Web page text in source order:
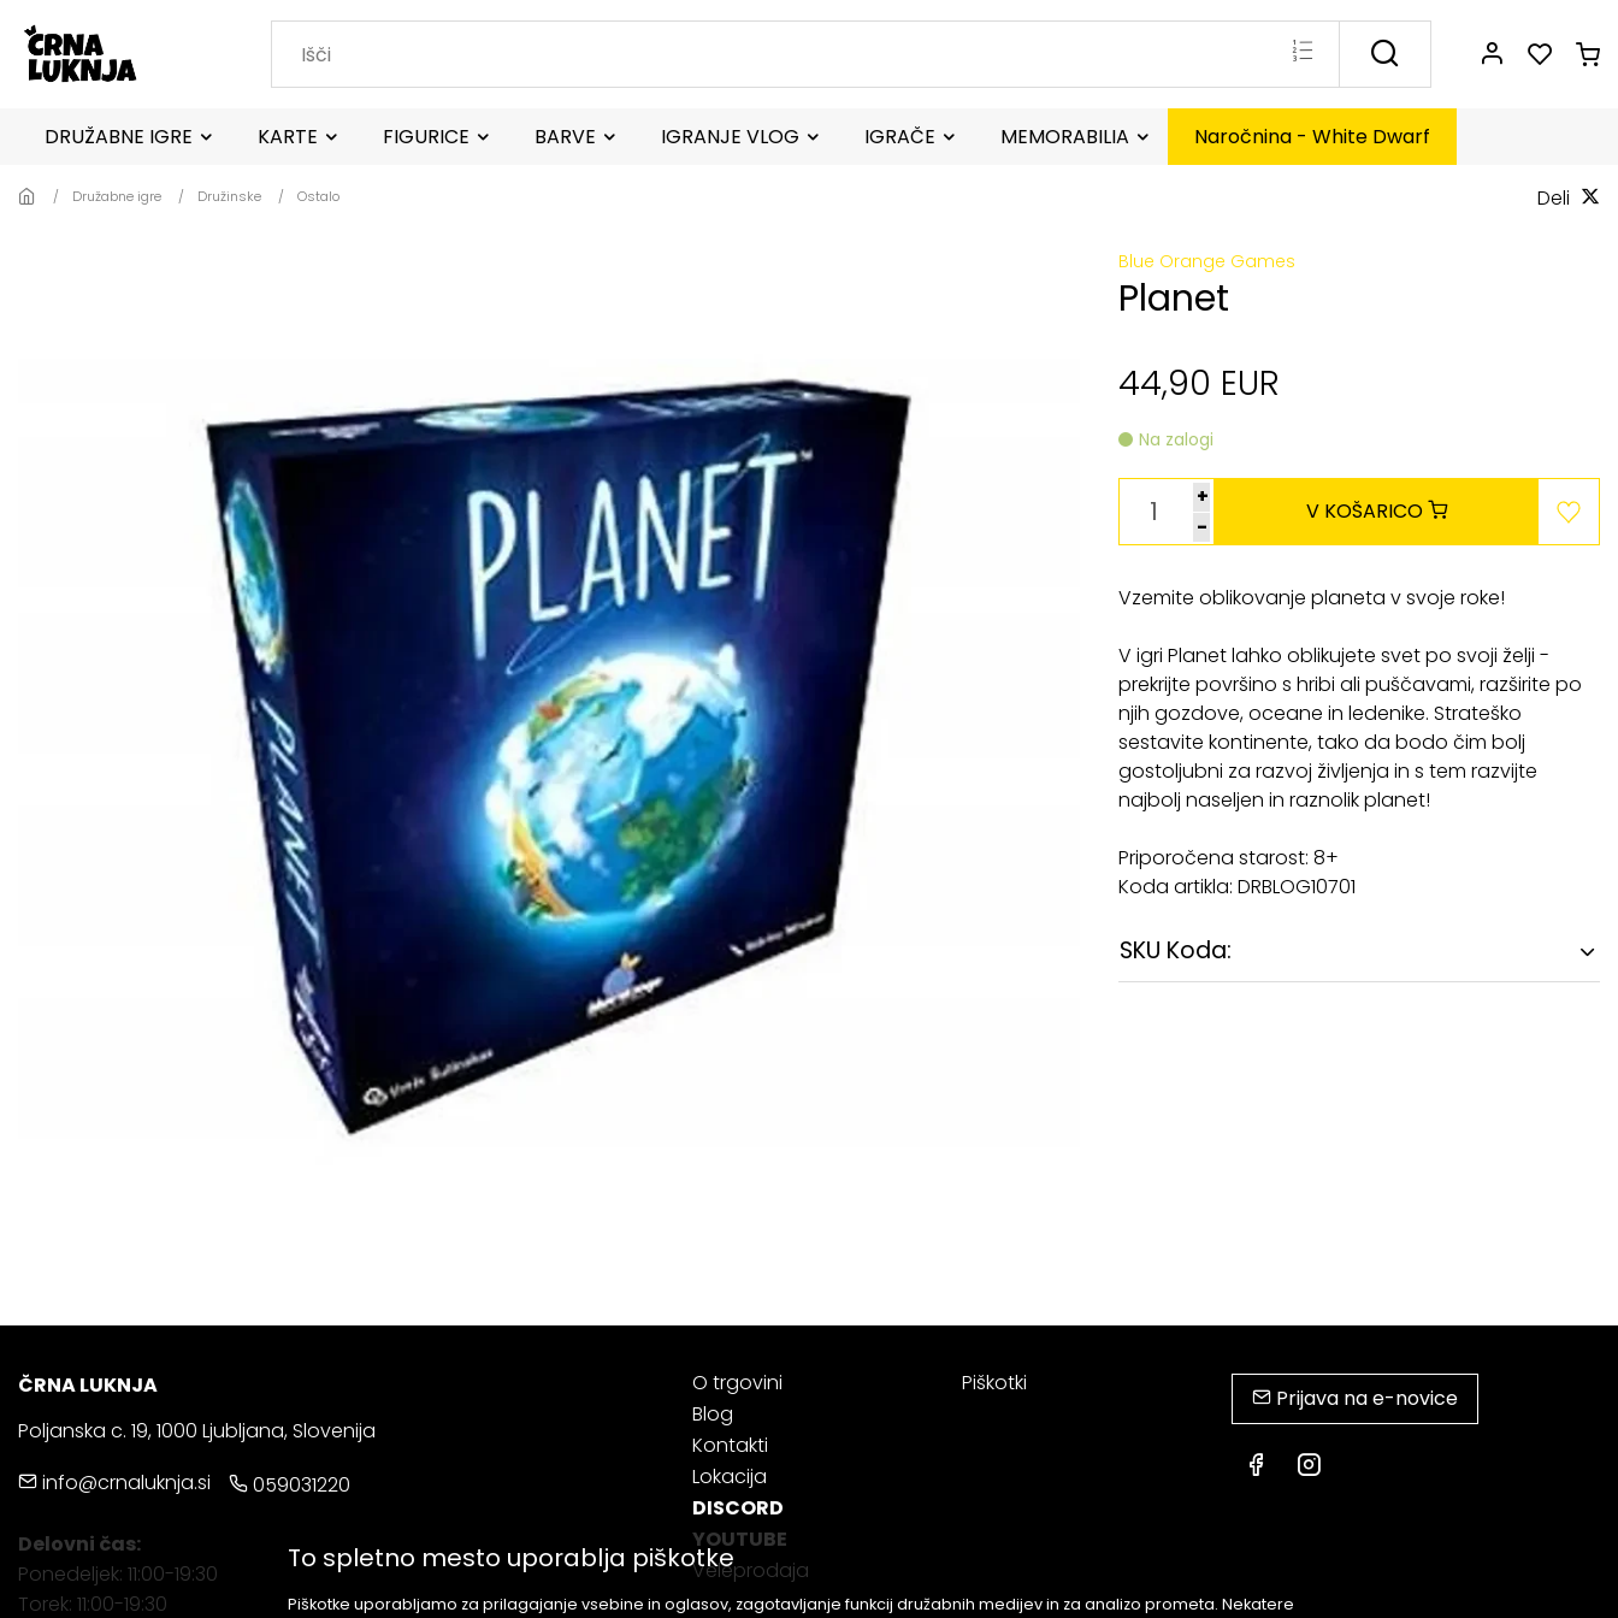
DRUŽABNE IGRE KARTE FIGURICE BARVE IGRANJE VLOG IGRAČE MEMORABILIA Naročnina - White Dwarf
Deli
Družabne igre Družinske Ostalo
Blue Orange Games
Planet
44,90 EUR
Na zalogi
+
-
V KOŠARICO
Vzemite oblikovanje planeta v svoje roke!
V igri Planet lahko oblikujete svet po svoji želji -
prekrijte površino s hribi ali puščavami, razširite po
njih gozdove, oceane in ledenike. Strateško
sestavite kontinente, tako da bodo čim bolj
gostoljubni za razvoj življenja in s tem razvijte
najbolj naseljen in raznolik planet!
Priporočena starost: 8+
Koda artikla: DRBLOG10701
SKU Koda:
ČRNA LUKNJA
Poljanska c. 19, 1000 Ljubljana, Slovenija
info@crnaluknja.si
059031220
Delovni čas:
Ponedeljek: 11:00-19:30
Torek: 11:00-19:30
O trgovini
Blog
Kontakti
Lokacija
DISCORD
YOUTUBE
Veleprodaja
Piškotki
Prijava na e-novice
To spletno mesto uporablja piškotke
Piškotke uporabljamo za prilagajanje vsebine in oglasov, zagotavljanje funkcij družabnih medijev in za analizo prometa. Nekatere